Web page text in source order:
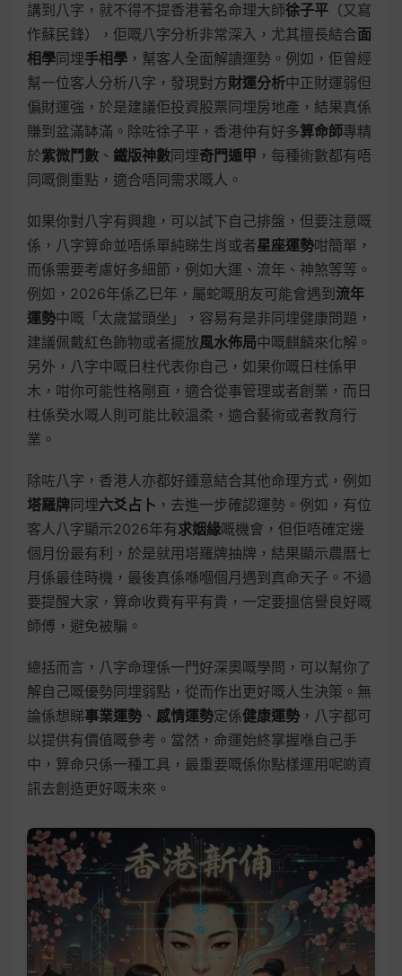
講到八字，就不得不提香港著名命理大師徐子平 （又寫
作蘇民鋒），佢嘅八字分析非常深入，尤其擅長結合面
相學同埋手相學 ，幫客人全面解讀運勢。例如，佢曾經
幫一位客人分析八字，發現對方財運分析中正財運弱但
偏財運強，於是建議佢投資股票同埋房地產，結果真係
賺到盆滿缽滿。除咗徐子平，香港仲有好多算命師專精
於紫微鬥數 、 鐵版神數同埋奇門遁甲 ，每種術數都有唔
同嘅側重點，適合唔同需求嘅人。
如果你對八字有興趣，可以試下自己排盤，但要注意嘅
係，八字算命並唔係單純睇生肖或者星座運勢咁簡單，
而係需要考慮好多細節，例如大運、流年、神煞等等。
例如，2026年係乙巳年，屬蛇嘅朋友可能會遇到 流年
運勢中嘅「太歲當頭坐」，容易有是非同埋健康問題，
建議佩戴紅色飾物或者擺放風水佈局中嘅麒麟來化解。
另外，八字中嘅日柱代表你自己，如果你嘅日柱係甲
木，咁你可能性格剛直，適合從事管理或者創業，而日
柱係癸水嘅人則可能比較溫柔，適合藝術或者教育行
業。
除咗八字，香港人亦都好鍾意結合其他命理方式，例如
塔羅牌同埋六爻占卜 ，去進一步確認運勢。例如，有位
客人八字顯示2026年有求姻緣嘅機會，但佢唔確定邊
個月份最有利，於是就用塔羅牌抽牌，結果顯示農曆七
月係最佳時機，最後真係喺嗰個月遇到真命天子。不過
要提醒大家，算命收費有平有貴，一定要搵信譽良好嘅
師傅，避免被騙。
總括而言，八字命理係一門好深奧嘅學問，可以幫你了
解自己嘅優勢同埋弱點，從而作出更好嘅人生決策。無
論係想睇事業運勢 、 感情運勢定係健康運勢 ，八字都可
以提供有價值嘅參考。當然，命運始終掌握喺自己手
中，算命只係一種工具，最重要嘅係你點樣運用呢啲資
訊去創造更好嘅未來。